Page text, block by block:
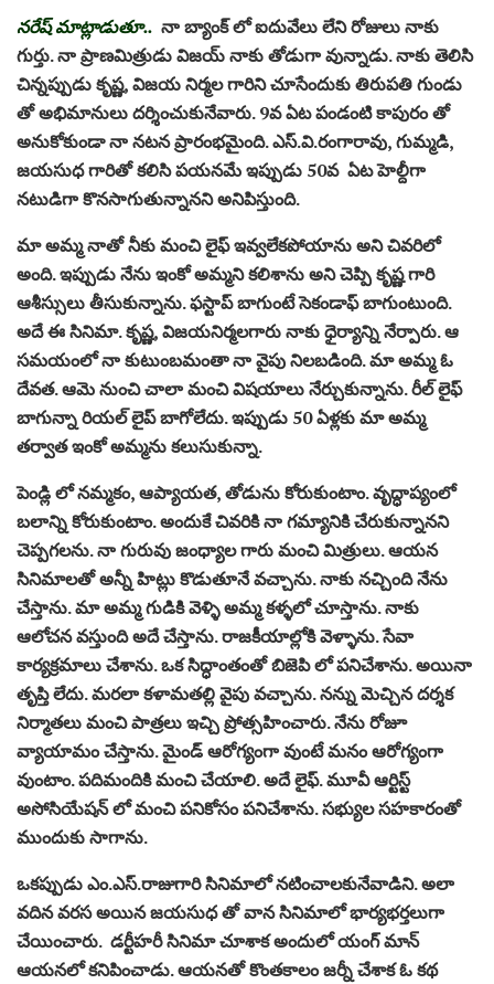
నరేష్‌ మాట్లాడుతూ.. నా బ్యాంక్‌ లో ఐదువేలు లేని రోజులు నాకు
గుర్తు. నా ప్రాణమిత్రుడు విజయ్‌ నాకు తోడుగా వున్నాడు. నాకు తెలిసి
చిన్నప్పుడు కృష్ణ, విజయ నిర్మల గారిని చూసేందుకు తిరుపతి గుండు
తో అభిమానులు దర్శించుకునేవారు. 9వ ఏట పండంటి కాపురం తో
అనుకోకుండా నా నటన ప్రారంభమైంది. ఎస్‌.వి.రంగారావు, గుమ్మడి,
జయసుధ గారితో కలిసి పయనమే ఇప్పుడు 50వ ఏట హెల్దీగా
నటుడిగా కొనసాగుతున్నానని అనిపిస్తుంది.
మా అమ్మ నాతో నీకు మంచి లైఫ్‌ ఇవ్వలేకపోయాను అని చివరిలో
అంది. ఇప్పుడు నేను ఇంకో అమ్మని కలిశాను అని చెప్పి కృష్ణ గారి
ఆశీస్సులు తీసుకున్నాను. ఫస్టాప్‌ బాగుంటే సెకండాఫ్‌ బాగుంటుంది.
అదే ఈ సినిమా. కృష్ణ, విజయనిర్మలగారు నాకు ధైర్యాన్ని నేర్పారు. ఆ
సమయంలో నా కుటుంబమంతా నా వైపు నిలబడింది. మా అమ్మ ఓ
దేవత. ఆమె నుంచి చాలా మంచి విషయాలు నేర్చుకున్నాను. రీల్‌ లైఫ్‌
బాగున్నా రియల్‌ లైప్‌ బాగోలేదు. ఇప్పుడు 50 ఏళ్లకు మా అమ్మ
తర్వాత ఇంకో అమ్మను కలుసుకున్నా.
పెండ్లి లో నమ్మకం, ఆప్యాయత, తోడును కోరుకుంటాం. వృద్ధాప్యంలో
బలాన్ని కోరుకుంటాం. అందుకే చివరికి నా గమ్యానికి చేరుకున్నానని
చెప్పగలను. నా గురువు జంధ్యాల గారు మంచి మిత్రులు. ఆయన
సినిమాలతో అన్నీ హిట్లు కొడుతూనే వచ్చాను. నాకు నచ్చింది నేను
చేస్తాను. మా అమ్మ గుడికి వెళ్ళి అమ్మ కళ్ళలో చూస్తాను. నాకు
ఆలోచన వస్తుంది అదే చేస్తాను. రాజకీయాల్లోకి వెళ్ళాను. సేవా
కార్యక్రమాలు చేశాను. ఒక సిద్ధాంతంతో బిజెపి లో పనిచేశాను. అయినా
తృప్తి లేదు. మరలా కళామతల్లి వైపు వచ్చాను. నన్ను మెచ్చిన దర్శక
నిర్మాతలు మంచి పాత్రలు ఇచ్చి ప్రోత్సహించారు. నేను రోజూ
వ్యాయామం చేస్తాను. మైండ్‌ ఆరోగ్యంగా వుంటే మనం ఆరోగ్యంగా
వుంటాం. పదిమందికి మంచి చేయాలి. అదే లైఫ్‌. మూవీ ఆర్టిస్ట్‌
అసోసియేషన్‌ లో మంచి పనికోసం పనిచేశాను. సభ్యుల సహకారంతో
ముందుకు సాగాను.
ఒకప్పుడు ఎం.ఎస్‌.రాజుగారి సినిమాలో నటించాలకునేవాడిని. అలా
వదిన వరస అయిన జయసుధ తో వాన సినిమాలో భార్యభర్తలుగా
చేయించారు. డర్టీహరీ సినిమా చూశాక అందులో యంగ్‌ మాన్‌
ఆయనలో కనిపించాడు. ఆయనతో కొంతకాలం జర్నీ చేశాక ఓ కథ